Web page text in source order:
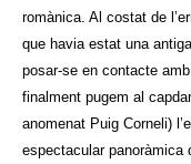
romànica. Al costat de
que havia estat una
posar-se en contacte
finalment pugem al
anomenat Puig Corneli)
espectacular panoràmica